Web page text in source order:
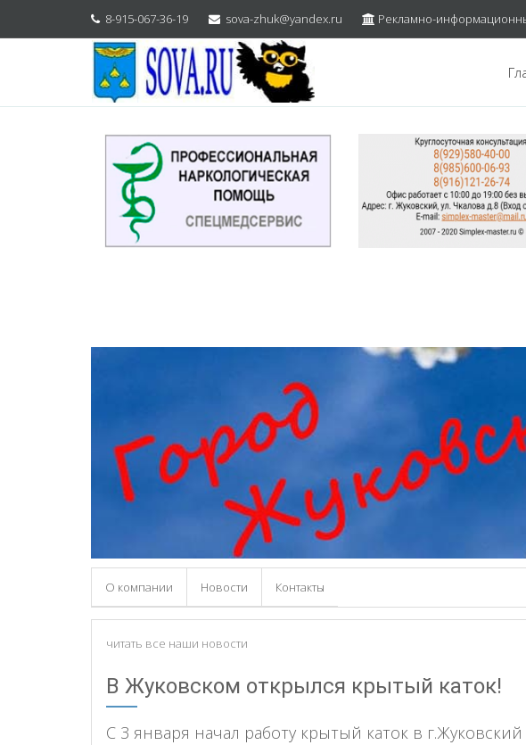
8-915-067-36-19 sova-zhuk@yandex.ru Рекламно-
О компании Новости Контакты
читать все наши новости
В Жуковском открылся крытый каток!
С 3 января начал работу крытый каток в